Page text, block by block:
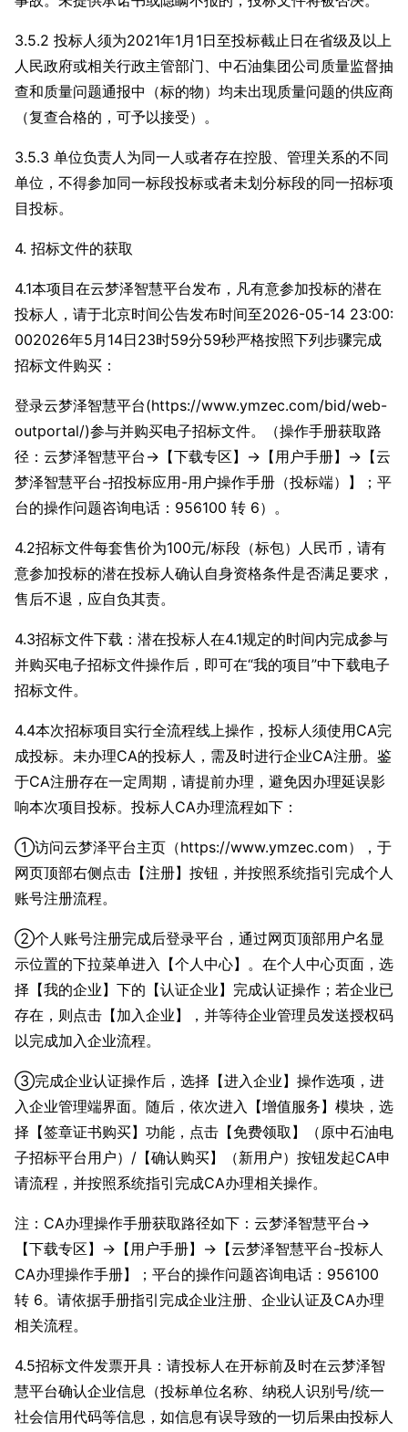
3.5.2 投标人须为2021年1月1日至投标截止日在省级及以上
人民政府或相关行政主管部门、中石油集团公司质量监督抽
查和质量问题通报中（标的物）均未出现质量问题的供应商
（复查合格的，可予以接受）。
3.5.3 单位负责人为同一人或者存在控股、管理关系的不同
单位，不得参加同一标段投标或者未划分标段的同一招标项
目投标。
4. 招标文件的获取
4.1本项目在云梦泽智慧平台发布，凡有意参加投标的潜在
投标人，请于北京时间公告发布时间至2026-05-14 23:00:
002026年5月14日23时59分59秒严格按照下列步骤完成
招标文件购买：
登录云梦泽智慧平台(https://www.ymzec.com/bid/web-
outportal/)参与并购买电子招标文件。（操作手册获取路
径：云梦泽智慧平台→【下载专区】→【用户手册】→【云
梦泽智慧平台-招投标应用-用户操作手册（投标端）】；平
台的操作问题咨询电话：956100 转 6）。
4.2招标文件每套售价为100元/标段（标包）人民币，请有
意参加投标的潜在投标人确认自身资格条件是否满足要求，
售后不退，应自负其责。
4.3招标文件下载：潜在投标人在4.1规定的时间内完成参与
并购买电子招标文件操作后，即可在“我的项目”中下载电子
招标文件。
4.4本次招标项目实行全流程线上操作，投标人须使用CA完
成投标。未办理CA的投标人，需及时进行企业CA注册。鉴
于CA注册存在一定周期，请提前办理，避免因办理延误影
响本次项目投标。投标人CA办理流程如下：
①访问云梦泽平台主页（https://www.ymzec.com），于
网页顶部右侧点击【注册】按钮，并按照系统指引完成个人
账号注册流程。
②个人账号注册完成后登录平台，通过网页顶部用户名显
示位置的下拉菜单进入【个人中心】。在个人中心页面，选
择【我的企业】下的【认证企业】完成认证操作；若企业已
存在，则点击【加入企业】，并等待企业管理员发送授权码
以完成加入企业流程。
③完成企业认证操作后，选择【进入企业】操作选项，进
入企业管理端界面。随后，依次进入【增值服务】模块，选
择【签章证书购买】功能，点击【免费领取】（原中石油电
子招标平台用户）/【确认购买】（新用户）按钮发起CA申
请流程，并按照系统指引完成CA办理相关操作。
注：CA办理操作手册获取路径如下：云梦泽智慧平台→
【下载专区】→【用户手册】→【云梦泽智慧平台-投标人
CA办理操作手册】；平台的操作问题咨询电话：956100
转 6。请依据手册指引完成企业注册、企业认证及CA办理
相关流程。
4.5招标文件发票开具：请投标人在开标前及时在云梦泽智
慧平台确认企业信息（投标单位名称、纳税人识别号/统一
社会信用代码等信息，如信息有误导致的一切后果由投标人